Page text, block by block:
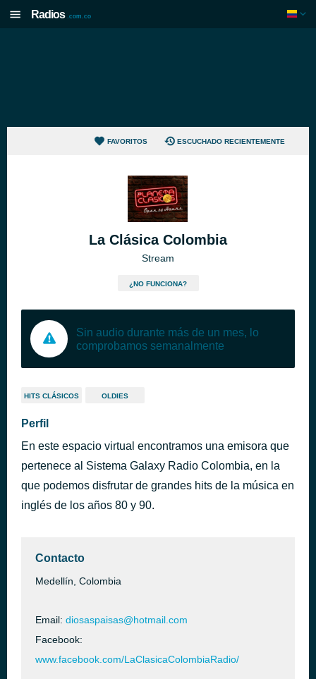
Radios .com.co
FAVORITOS ESCUCHADO RECIENTEMENTE
La Clásica Colombia
Stream
¿NO FUNCIONA?
Sin audio durante más de un mes, lo
comprobamos semanalmente
HITS CLÁSICOS OLDIES
Perfil
En este espacio virtual encontramos una emisora que
pertenece al Sistema Galaxy Radio Colombia, en la
que podemos disfrutar de grandes hits de la música en
inglés de los años 80 y 90.
Contacto
Medellín, Colombia
Email: diosaspaisas@hotmail.com
Facebook:
www.facebook.com/LaClasicaColombiaRadio/